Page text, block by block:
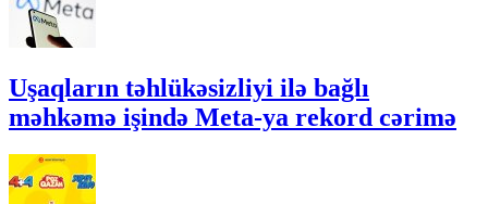
Uşaqların təhlükəsizliyi ilə bağlı
məhkəmə işində Meta-ya rekord cərimə